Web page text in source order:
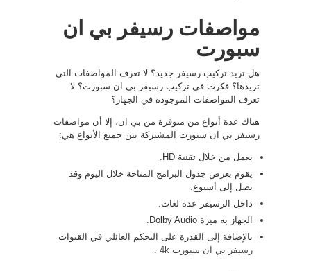
مواصفات رسيفر بي ان
سبورت
هل تريد تركيب رسيفر جديد؟ لا تعرف المواصفات التي
تريدها؟ فكرت في تركيب رسيفر بي ان سبورت؟ لا
تعرف المواصفات الموجودة في الجهاز؟
هناك عدة أنواع من متوفرة من بي ان، إلا أن مواصفات
رسيفر بي ان سبورت المشتركة بين جميع الأنواع هي:
يعمل من خلال تقنية HD.
يقوم بعرض جدول البرامج المتاحة خلال اليوم وقد
تصل إلى أسبوع.
داخل الرسيفر عدة لغات.
الجهاز به ميزة Dolby Audio.
بالإضافة إلى القدرة على التحكم العائلي في القنوات
رسيفر بي ان سبورت 4k